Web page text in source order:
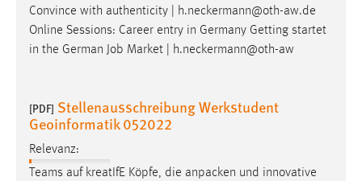
Convince with authenticity | h.neckermann@oth-aw.de
Online Sessions: Career entry in Germany Getting startet
in the German Job Market | h.neckermann@oth-aw
[PDF] Stellenausschreibung Werkstudent
Geoinformatik 052022
Relevanz:
Teams auf kreatIfE Köpfe, die anpacken und innovative